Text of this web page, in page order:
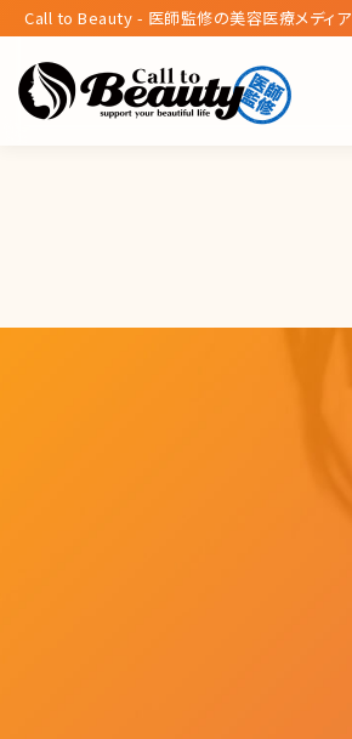
Call to Beauty - 医師監修の美容医療メディア